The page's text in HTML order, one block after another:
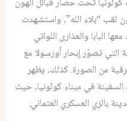
تحت حصار قبائل الهون
لقب “بلاء الله”، واستشهدت
البابا والعذارى اللواتي
التي تصوّر إبحار أورسولا مع
من الصورة. كذلك، يظهر
في ميناء كولونيا، حيث
بالزي العسكري العثماني.